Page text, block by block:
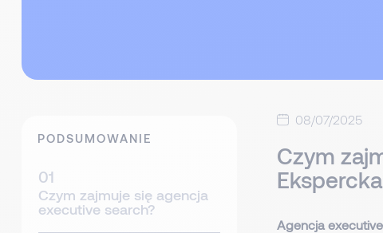
08/07/2025
Czym
Agencja
PODSUMOWANIE
Czym zajmuje się agencja
executive search?